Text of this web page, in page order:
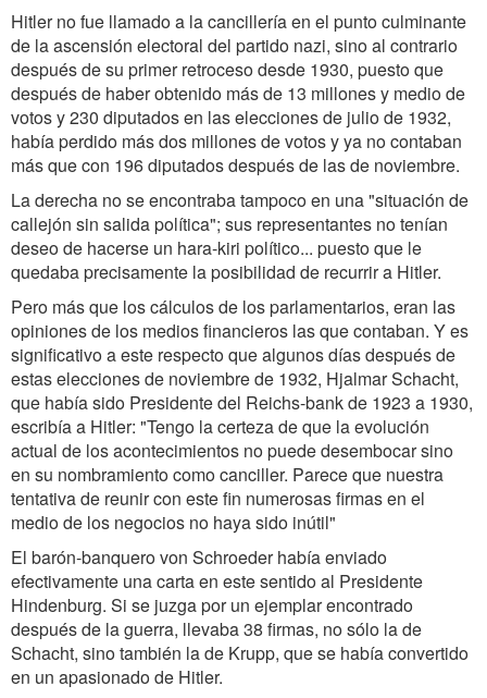
Hitler no fue llamado a la cancillería en el punto culminante
de la ascensión electoral del partido nazi, sino al contrario
después de su primer retroceso desde 1930, puesto que
después de haber obtenido más de 13 millones y medio de
votos y 230 diputados en las elecciones de julio de 1932,
había perdido más dos millones de votos y ya no contaban
más que con 196 diputados después de las de noviembre.
La derecha no se encontraba tampoco en una "situación de
callejón sin salida política"; sus representantes no tenían
deseo de hacerse un hara-kiri político... puesto que le
quedaba precisamente la posibilidad de recurrir a Hitler.
Pero más que los cálculos de los parlamentarios, eran las
opiniones de los medios financieros las que contaban. Y es
significativo a este respecto que algunos días después de
estas elecciones de noviembre de 1932, Hjalmar Schacht,
que había sido Presidente del Reichs-bank de 1923 a 1930,
escribía a Hitler: "Tengo la certeza de que la evolución
actual de los acontecimientos no puede desembocar sino
en su nombramiento como canciller. Parece que nuestra
tentativa de reunir con este fin numerosas firmas en el
medio de los negocios no haya sido inútil"
El barón-banquero von Schroeder había enviado
efectivamente una carta en este sentido al Presidente
Hindenburg. Si se juzga por un ejemplar encontrado
después de la guerra, llevaba 38 firmas, no sólo la de
Schacht, sino también la de Krupp, que se había convertido
en un apasionado de Hitler.